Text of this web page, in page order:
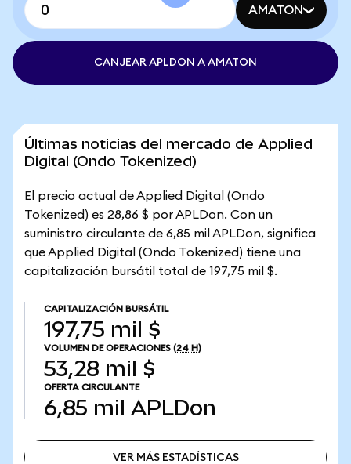
AMATON
CANJEAR APLDON A AMATON
Últimas noticias del mercado de Applied
Digital (Ondo Tokenized)
El precio actual de Applied Digital (Ondo
Tokenized) es 28,86 $ por APLDon. Con un
suministro circulante de 6,85 mil APLDon, significa
que Applied Digital (Ondo Tokenized) tiene una
capitalización bursátil total de 197,75 mil $.
CAPITALIZACIÓN BURSÁTIL
197,75 mil $
VOLUMEN DE OPERACIONES (24 H)
53,28 mil $
OFERTA CIRCULANTE
6,85 mil APLDon
VER MÁS ESTADÍSTICAS